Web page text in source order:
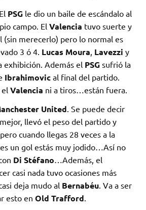
PSG le dio un baile de escándalo al
campo. El Valencia tuvo suerte y
(sin merecerlo) pero lo normal es
3 ó 4. Lucas Moura, Lavezzi y
exhibición. Además el PSG sufrió la
Ibrahimovic al final del partido.
el Valencia ni a tiros…están fuera.
United. Se puede decir
llevó el peso del partido y
cuando llegas 28 veces a la
un gol estás muy jodido…Así no
Di Stéfano…Además, el
casi nada tuvo ocasiones más
deja mudo al Bernabéu. Va a ser
esto en Old Trafford.